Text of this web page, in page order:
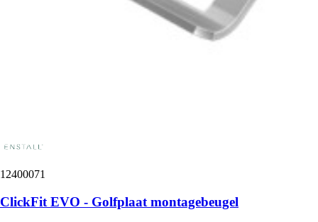
12400071
ClickFit EVO - Golfplaat montagebeugel